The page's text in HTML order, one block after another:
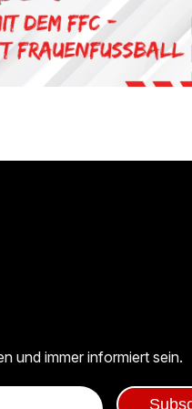
und immer informiert sein.